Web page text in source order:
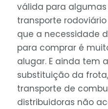
válida para
transporte
que a necessidade
para comprar é
alugar. E ainda tem
substituição da
transporte de
distribuidoras não